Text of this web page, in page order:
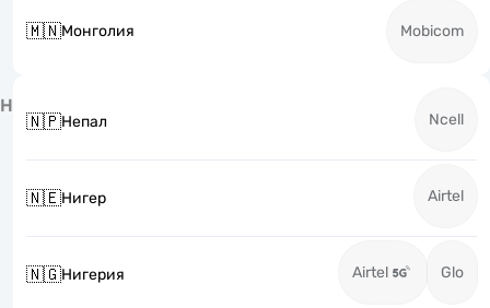
🇲🇳Монголия Mobicom
Н
🇳🇵Непал Ncell
🇳🇪Нигер Airtel
🇳🇬Нигерия Airtel Glo